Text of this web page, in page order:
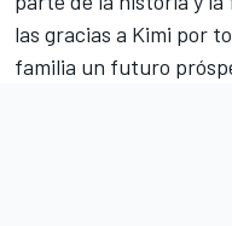
las gracias a Kimi por
familia un futuro